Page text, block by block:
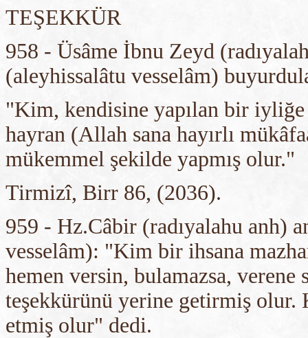
TEŞEKKÜR
958 - Üsâme İbnu Zeyd
(aleyhissalâtu vesselâm)
"Kim, kendisine yapılan bir iyliğe
hayran (Allah sana hayırlı
mükemmel şekilde yapmış olur."
Tirmizî, Birr 86, (2036).
959 - Hz.Câbir (radıyalahu anh)
vesselâm): "Kim bir ihsana
hemen versin, bulamazsa,
teşekkürünü yerine getirmiş olur.
etmiş olur" dedi.